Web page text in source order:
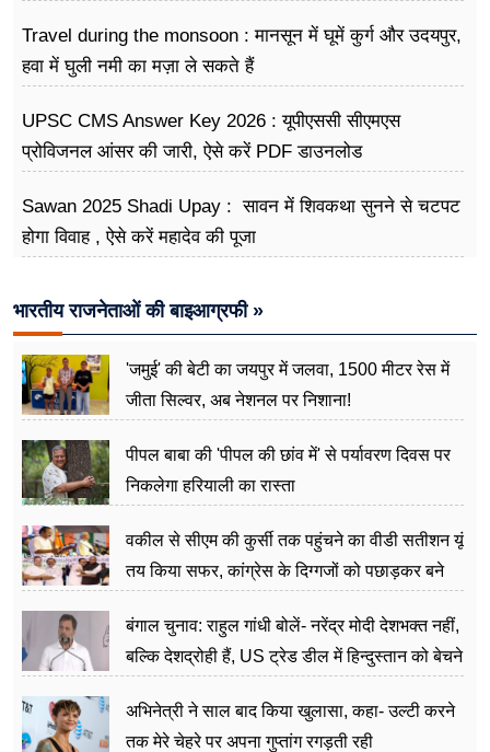
Travel during the monsoon : मानसून में घूमें कुर्ग और उदयपुर,
हवा में घुली नमी का मज़ा ले सकते हैं
UPSC CMS Answer Key 2026 : यूपीएससी सीएमएस
प्रोविजनल आंसर की जारी, ऐसे करें PDF डाउनलोड
Sawan 2025 Shadi Upay : सावन में शिवकथा सुनने से चटपट
होगा विवाह , ऐसे करें महादेव की पूजा
भारतीय राजनेताओं की बाइआग्रफी »
'जमुई' की बेटी का जयपुर में जलवा, 1500 मीटर रेस में
जीता सिल्वर, अब नेशनल पर निशाना!
पीपल बाबा की 'पीपल की छांव में' से पर्यावरण दिवस पर
निकलेगा हरियाली का रास्ता
वकील से सीएम की कुर्सी तक पहुंचने का वीडी सतीशन यूं
तय किया सफर, कांग्रेस के दिग्गजों को पछाड़कर बने
बंगाल चुनाव: राहुल गांधी बोलें- नरेंद्र मोदी देशभक्त नहीं,
बल्कि देशद्रोही हैं, US ट्रेड डील में हिन्दुस्तान को बेचने
अभिनेत्री ने साल बाद किया खुलासा, कहा- उल्टी करने
तक मेरे चेहरे पर अपना गुप्तांग रगड़ती रही